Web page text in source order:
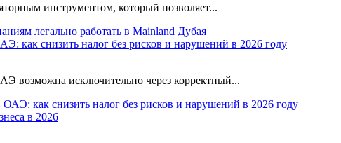
инструментом, который позволяет...
как снизить налог без рисков и нарушений в 2026 году
возможна исключительно через корректный...
в 2026